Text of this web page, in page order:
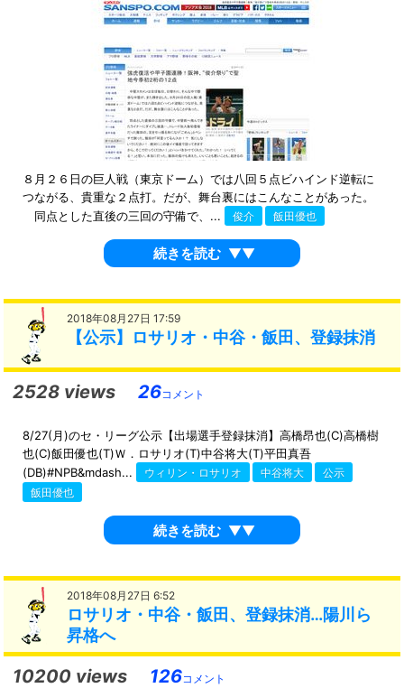
８月２６日の巨人戦（東京ドーム）では八回５点ビハインド逆転に
つながる、貴重な２点打。だが、舞台裏にはこんなことがあった。
同点とした直後の三回の守備で、...
俊介 飯田優也
続きを読む ▼▼
2018年08月27日 17:59
【公示】ロサリオ・中谷・飯田、登録抹消
2528 views 26コメント
8/27(月)のセ・リーグ公示【出場選手登録抹消】高橋昂也(C)高橋樹
也(C)飯田優也(T)Ｗ．ロサリオ(T)中谷将大(T)平田真吾
(DB)#NPB&mdash...
ウィリン・ロサリオ 中谷将大
公示
飯田優也
続きを読む ▼▼
2018年08月27日 6:52
ロサリオ・中谷・飯田、登録抹消…陽川ら
昇格へ
10200 views 126コメント